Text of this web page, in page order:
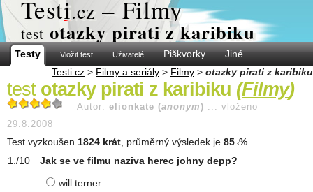
Testi.cz – Filmy
test otazky pirati z karibiku
Testy Vložit test Uživatelé Piškvorky
Jiné
Testi.cz > Filmy a seriály > Filmy > otazky pirati z karibiku
test otazky pirati z karibiku (Filmy)
Autor: elionkate (anonym ) ... vloženo
29.8.2008
Test vyzkoušen 1824 krát , průměrný výsledek je 85 .3%
Jak se ve filmu naziva herec johny depp?
will terner